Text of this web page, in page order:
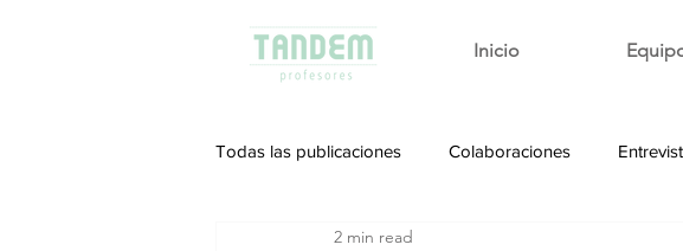
Inicio
Todas las publicaciones Colaboraciones
2 min read